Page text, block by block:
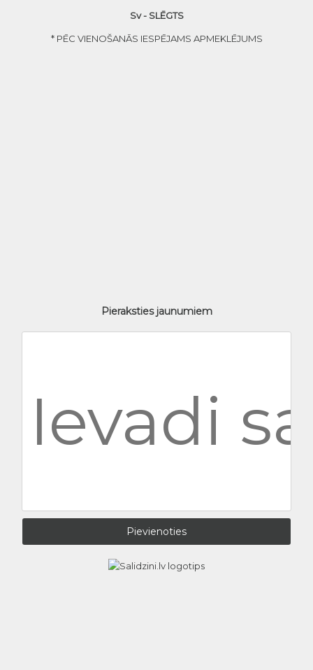
Sv - SLĒGTS
* PĒC VIENOŠANĀS IESPĒJAMS APMEKLĒJUMS
Pieraksties jaunumiem